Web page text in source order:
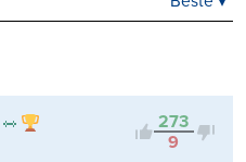
Kontrovers
273
9